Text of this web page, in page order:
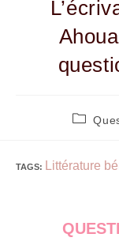
TAGS: Littérature